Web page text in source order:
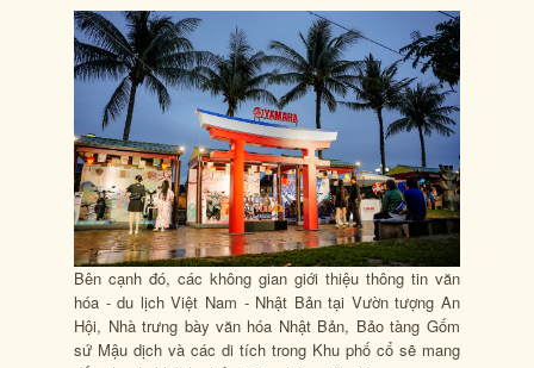
Bên cạnh đó, các không gian giới thiệu thông tin văn
hóa - du lịch Việt Nam - Nhật Bản tại Vườn tượng An
Hội, Nhà trưng bày văn hóa Nhật Bản, Bảo tàng Gốm
sứ Mậu dịch và các di tích trong Khu phố cổ sẽ mang